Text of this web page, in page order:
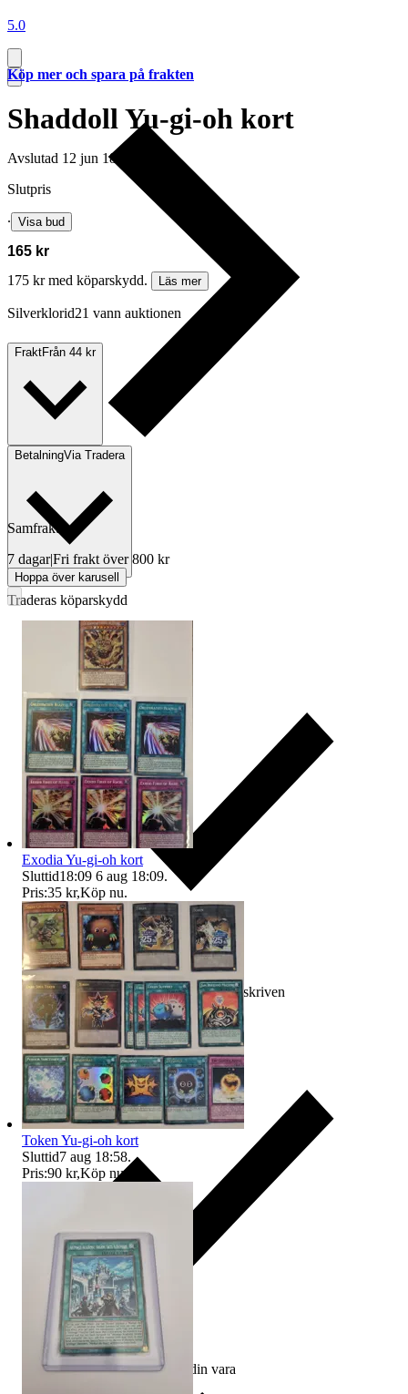
5.0
Shaddoll Yu-gi-oh kort
Avslutad 12 jun 18:38
Slutpris
∙ Visa bud
165 kr
175 kr med köparskydd.
Läs mer
Silverklorid21 vann auktionen
FraktFrån 44 kr
BetalningVia Tradera
Traderas köparskydd
Ersättning om varan inte är som beskriven
Ersättning om du inte får din vara
Köp mer och spara på frakten
Samfrakt
7 dagar|Fri frakt över 800 kr
Hoppa över karusell
Exodia Yu-gi-oh kort
Sluttid18:09 6 aug 18:09.
Pris:35 kr,Köp nu.
Token Yu-gi-oh kort
Sluttid7 aug 18:58.
Pris:90 kr,Köp nu.